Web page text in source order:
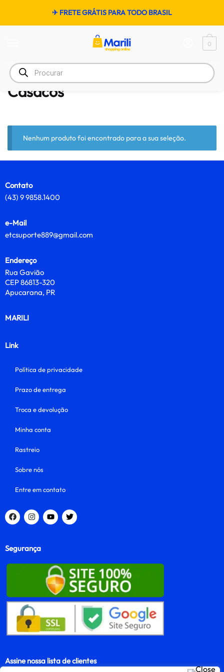
✈ FRETE GRÁTIS PARA TODO BRASIL
0
Início / Moda / Masculino
Casacos
Nenhum produto foi encontrado para a sua seleção.
Contato
(43) 9 9858.1400
e-Mail
etcsuporte889@gmail.com
Endereço
Rua Gavião
CEP 86813-320
Apucarana, PR
MARILI
Link
Política de privacidade
Prazo de entrega
Troca e devolução
Minha conta
Rastreio
Sobre nós
Entre em contato
Segurança
Assine nossa lista de clientes